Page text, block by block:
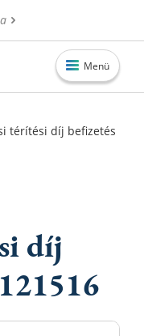
Menü
térítési díj befizetés
díj